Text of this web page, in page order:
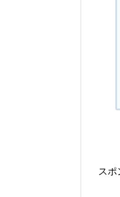
スポ